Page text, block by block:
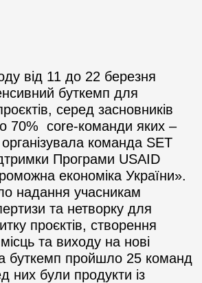
від 11 до 22 березня
буткемп для
серед засновників
70% сore-команди яких –
команда SET
Програми USAID
економіка України».
надання учасникам
та нетворку для
проєктів, створення
та виходу на нові
буткемп пройшло 25 команд
них були продукти із